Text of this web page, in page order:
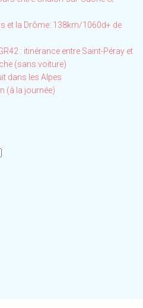
et la Drôme: 138km/1060d+ de
: itinérance entre Saint-Péray et
(sans voiture)
dans les Alpes
(à la journée)